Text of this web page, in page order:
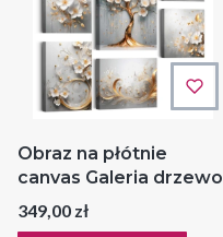
Obraz na płótnie
canvas Galeria drzewo
Cena
349,00 zł